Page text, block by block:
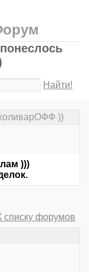
Найти!
))
)))
списку форумов